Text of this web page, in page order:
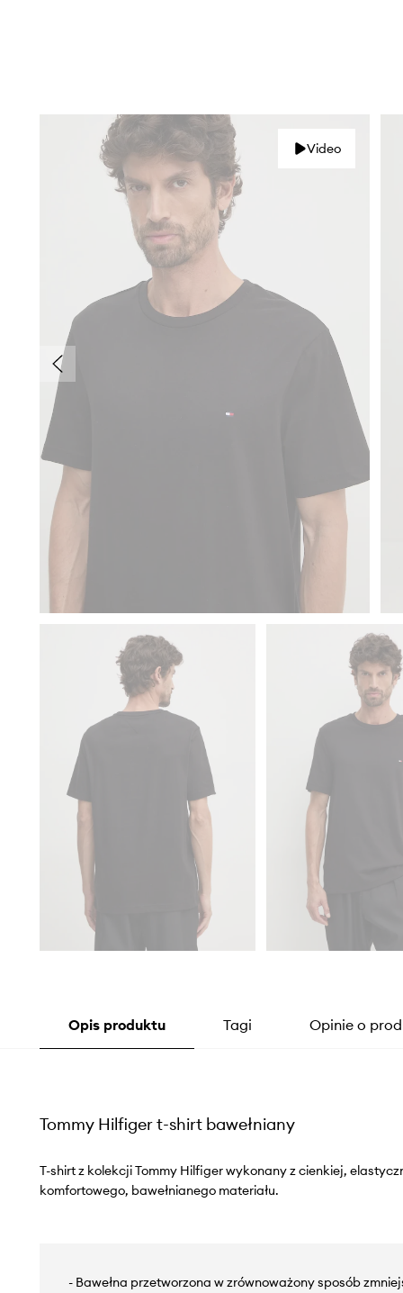
Video
Opis produktu Tagi Opinie o
Tommy Hilfiger t-shirt bawełniany
T-shirt z kolekcji Tommy Hilfiger wykonany z cienkiej,
komfortowego, bawełnianego materiału.
- Bawełna przetworzona w zrównoważony sposób